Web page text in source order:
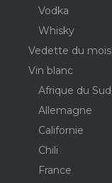
Vodka
Whisky
Vedette du mois
Vin blanc
Afrique du Sud
Allemagne
Californie
Chili
France